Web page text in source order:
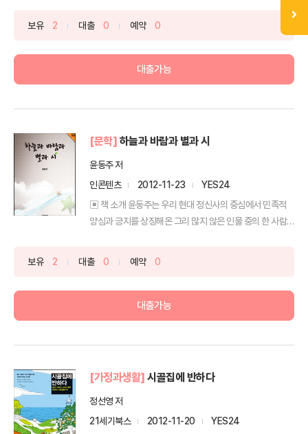
보유 2 대출 0 예약 0
대출가능
[문학] 하늘과 바람과 별과 시
윤동주 저
인콘텐츠
2012-11-23
YES24
▣ 책 소개 윤동주는 우리 현대 정신사의 중심에서 민족적
양심과 긍지를 상징해온 그리 많지 않은 인물 중의 한 사람
보유 2 대출 0 예약 0
대출가능
[가정과생활] 시골집에 반하다
정선영 저
21세기북스
2012-11-20
YES24